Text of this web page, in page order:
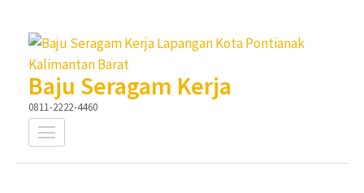
ke
konten
(Tekan
Enter)
Baju Seragam Kerja
0811-2222-4460